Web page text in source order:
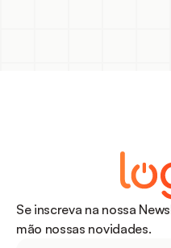
Se inscreva na nossa
mão nossas novidades.